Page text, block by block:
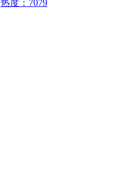
热度：7079